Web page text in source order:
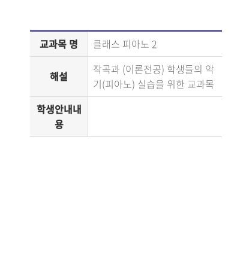
교과목 명 클래스 피아노 2
해설
작곡과 (이론전공) 학생들의 악
기(피아노) 실습을 위한 교과목
학생안내내
용